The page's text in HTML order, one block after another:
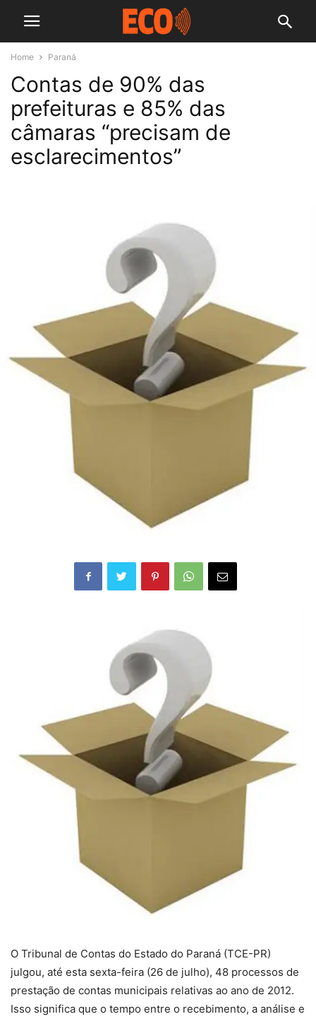
Home Paraná
Contas de 90% das
prefeituras e 85% das
câmaras “precisam de
esclarecimentos”
O Tribunal de Contas do Estado do Paraná (TCE-PR)
julgou, até esta sexta-feira (26 de julho), 48 processos de
prestação de contas municipais relativas ao ano de 2012.
Isso significa que o tempo entre o recebimento, a análise e